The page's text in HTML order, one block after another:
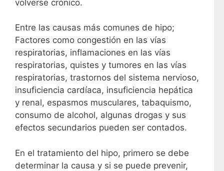
volverse crónico.
Entre las causas más comunes de hipo;
Factores como congestión en las vías
respiratorias, inflamaciones en las vías
respiratorias, quistes y tumores en las vías
respiratorias, trastornos del sistema nervioso,
insuficiencia cardíaca, insuficiencia hepática
y renal, espasmos musculares, tabaquismo,
consumo de alcohol, algunas drogas y sus
efectos secundarios pueden ser contados.
En el tratamiento del hipo, primero se debe
determinar la causa y si se puede prevenir,